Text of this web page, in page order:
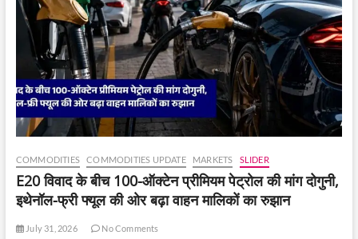
COMMODITIES COMMODITIES UPDATE MARKETS SLIDER
E20 विवाद के बीच 100-ऑक्टेन प्रीमियम पेट्रोल की मांग दोगुनी,
इथेनॉल-फ्री फ्यूल की ओर बढ़ा वाहन मालिकों का रुझान
July 31, 2026 No Comments